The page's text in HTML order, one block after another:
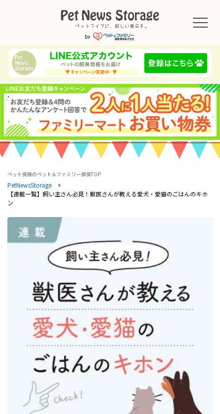
ペット保険のペット＆ファミリー損保TOP
PetNewsStorage
【連載一覧】飼い主さん必見！獣医さんが教える愛犬・愛猫のごはんのキホ
ン